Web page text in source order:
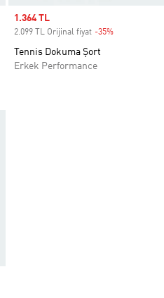
Sale price
1.364 TL
2.099 TL Orijinal fiyat -35%
Tennis Dokuma Şort
Erkek Performance